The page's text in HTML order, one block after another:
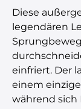
Diese
legendären
einfriert. Der
einem
während sich